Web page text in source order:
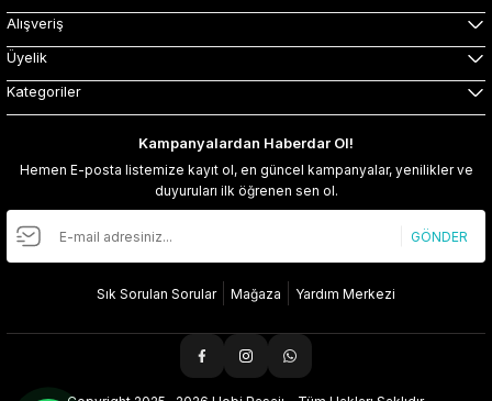
Alışveriş
Üyelik
Kategoriler
Kampanyalardan Haberdar Ol!
Hemen E-posta listemize kayıt ol, en güncel kampanyalar, yenilikler ve
duyuruları ilk öğrenen sen ol.
GÖNDER
Sık Sorulan Sorular Mağaza Yardım Merkezi